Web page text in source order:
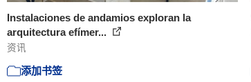
Instalaciones de andamios exploran la
arquitectura efímer...
资讯
添加书签